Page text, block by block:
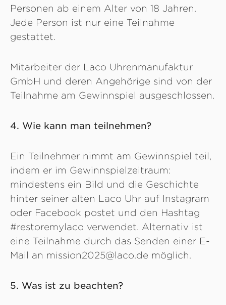
Personen ab einem Alter von 18 Jahren.
Jede Person ist nur eine Teilnahme
gestattet.
Mitarbeiter der Laco Uhrenmanufaktur
GmbH und deren Angehörige sind von der
Teilnahme am Gewinnspiel ausgeschlossen.
4. Wie kann man teilnehmen?
Ein Teilnehmer nimmt am Gewinnspiel teil,
indem er im Gewinnspielzeitraum:
mindestens ein Bild und die Geschichte
hinter seiner alten Laco Uhr auf Instagram
oder Facebook postet und den Hashtag
#restoremylaco verwendet. Alternativ ist
eine Teilnahme durch das Senden einer E-
Mail an mission2025@laco.de möglich.
5. Was ist zu beachten?